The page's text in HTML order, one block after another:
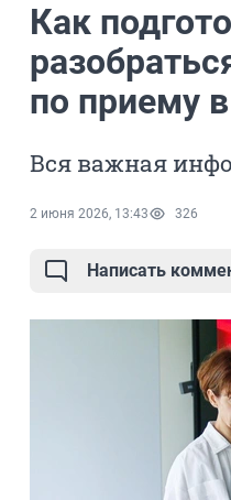
Как
по приему
Вся важная
2 июня 2026, 13:43 326
Написать